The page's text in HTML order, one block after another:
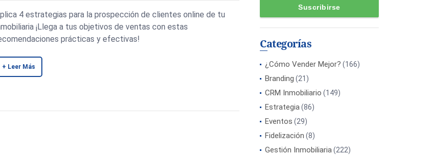
4 estrategias para la prospección de clientes online de tu
¡Llega a tus objetivos de ventas con estas
prácticas y efectivas!
+ Leer Más
Categorías
¿Cómo Vender Mejor? (166)
Branding (21)
CRM Inmobiliario (149)
Estrategia(86)
Eventos (29)
Fidelización (8)
Gestión Inmobiliaria(222)